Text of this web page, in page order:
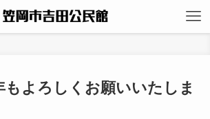
もよろしくお願いいたしま